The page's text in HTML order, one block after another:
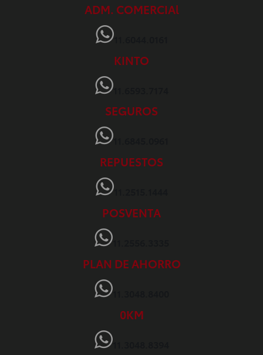
0KM
11.3048.8394
PLAN DE AHORRO
11.3048.8400
POSVENTA
11.2556.3335
REPUESTOS
11.2515.1444
SEGUROS
11.6845.0961
KINTO
11.6593.7174
ADM. COMERCIAl
11.6044.0161